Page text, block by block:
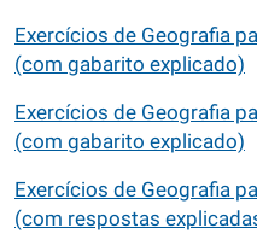
Exercícios de Geografia
(com gabarito explicado)
Exercícios de Geografia
(com gabarito explicado)
Exercícios de Geografia
(com respostas